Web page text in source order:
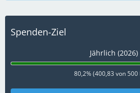
Spenden-Ziel
Jährlich (2026)
80,2% (400,83 von 500